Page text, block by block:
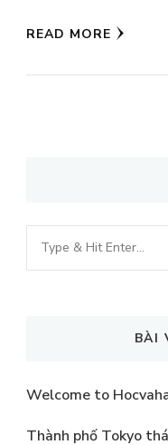
READ MORE
Looking
for
BÀI
Welcome to
Thành phố Tokyo